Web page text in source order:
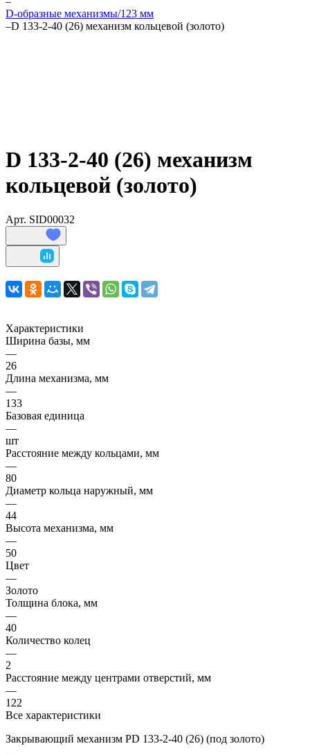
D-образные механизмы/123 мм
–D 133-2-40 (26) механизм кольцевой (золото)
D 133-2-40 (26) механизм
кольцевой (золото)
Арт. SID00032
Характеристики
Ширина базы, мм
—
26
Длина механизма, мм
—
133
Базовая единица
—
шт
Расстояние между кольцами, мм
—
80
Диаметр кольца наружный, мм
—
44
Высота механизма, мм
—
50
Цвет
—
Золото
Толщина блока, мм
—
40
Количество колец
—
2
Расстояние между центрами отверстий, мм
—
122
Все характеристики
Закрывающий механизм PD 133-2-40 (26) (под золото)